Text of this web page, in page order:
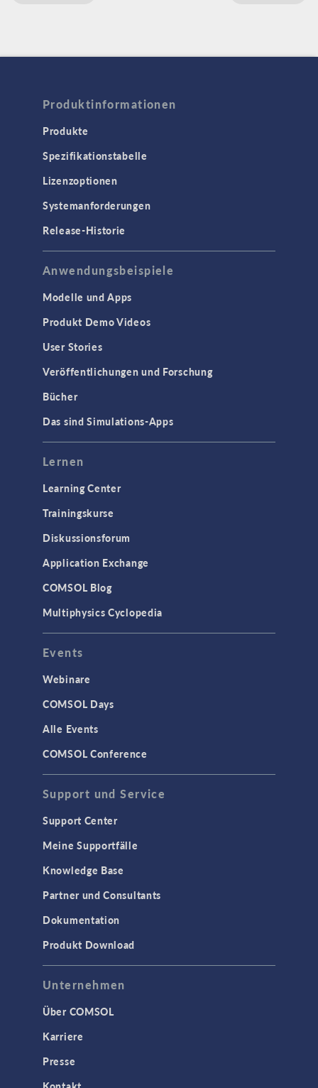
Produktinformationen
Produkte
Spezifikationstabelle
Lizenzoptionen
Systemanforderungen
Release-Historie
Anwendungsbeispiele
Modelle und Apps
Produkt Demo Videos
User Stories
Veröffentlichungen und Forschung
Bücher
Das sind Simulations-Apps
Lernen
Learning Center
Trainingskurse
Diskussionsforum
Application Exchange
COMSOL Blog
Multiphysics Cyclopedia
Events
Webinare
COMSOL Days
Alle Events
COMSOL Conference
Support und Service
Support Center
Meine Supportfälle
Knowledge Base
Partner und Consultants
Dokumentation
Produkt Download
Unternehmen
Über COMSOL
Karriere
Presse